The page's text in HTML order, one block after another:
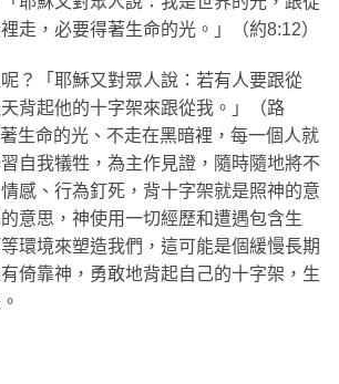
走，必要得著生命的光。」（約8:12）
？「耶穌又對眾人說：若有人要跟從
背起他的十字架來跟從我。」（路
生命的光、不走在黑暗裡，每一個人就
自我犠牲，為主作見證，隨時隨地將不
感、行為釘死，背十字架就是照神的意
意思，神使用一切經歷和遭遇包含生
環境來塑造我們，這可能是個緩慢長期
倚靠神，勇敢地背起自己的十字架，生